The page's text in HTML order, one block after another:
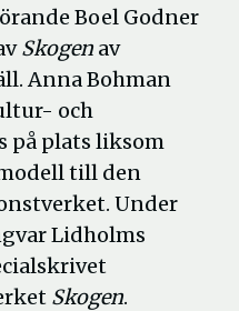
Boel Godner
Skogen av
Anna Bohman
och
på plats liksom
till den
Under
Lidholms
Skogen.